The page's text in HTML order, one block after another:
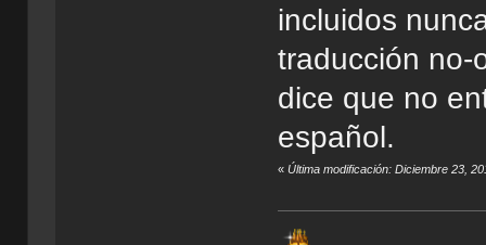
incluidos
traducción no-
dice que no
español.
«Última modificación: Diciembre 23,